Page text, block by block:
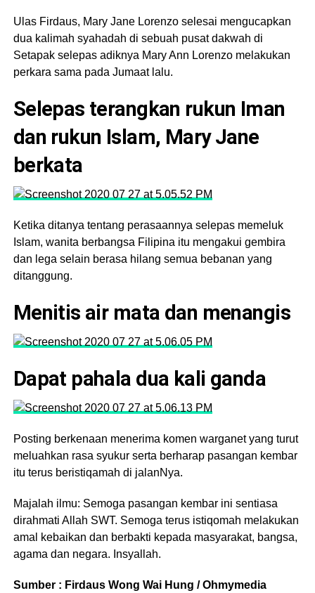
Ulas Firdaus, Mary Jane Lorenzo selesai mengucapkan
dua kalimah syahadah di sebuah pusat dakwah di
Setapak selepas adiknya Mary Ann Lorenzo melakukan
perkara sama pada Jumaat lalu.
Selepas terangkan rukun Iman
dan rukun Islam, Mary Jane
berkata
Ketika ditanya tentang perasaannya selepas memeluk
Islam, wanita berbangsa Filipina itu mengakui gembira
dan lega selain berasa hilang semua bebanan yang
ditanggung.
Menitis air mata dan menangis
Dapat pahala dua kali ganda
Posting berkenaan menerima komen warganet yang turut
meluahkan rasa syukur serta berharap pasangan kembar
itu terus beristiqamah di jalanNya.
Majalah ilmu: Semoga pasangan kembar ini sentiasa
dirahmati Allah SWT. Semoga terus istiqomah melakukan
amal kebaikan dan berbakti kepada masyarakat, bangsa,
agama dan negara. Insyallah.
Sumber : Firdaus Wong Wai Hung / Ohmymedia